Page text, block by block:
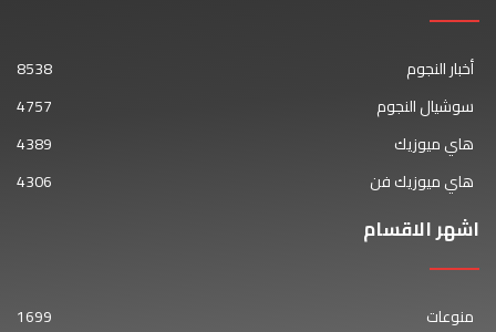
أخبار النجوم
8538
سوشيال النجوم
4757
هاي ميوزيك
4389
هاي ميوزيك فن
4306
اشهر الاقسام
منوعات
1699